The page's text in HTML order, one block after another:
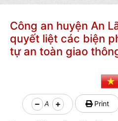
Công an huyện An
quyết liệt các biện
tự an toàn giao
A Print